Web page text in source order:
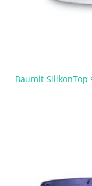
Baumit SilikonTop